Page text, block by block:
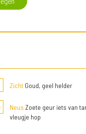
ZichtGoud, geel helder
Neus Zoete geur iets van
vleugje hop